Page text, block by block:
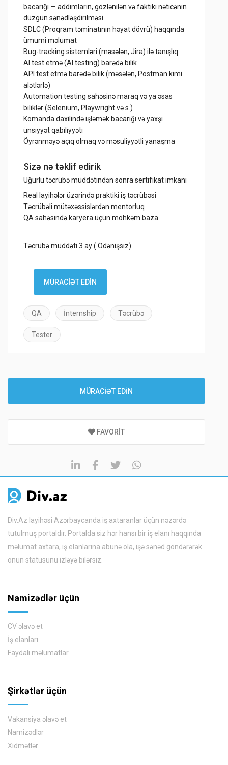
bacarığı — addımların, gözlənilən və faktiki nəticənin
düzgün sənədləşdirilməsi
SDLC (Proqram təminatının həyat dövrü) haqqında
ümumi məlumat
Bug-tracking sistemləri (məsələn, Jira) ilə tanışlıq
AI test etmə (AI testing) barədə bilik
API test etmə barədə bilik (məsələn, Postman kimi
alətlərlə)
Automation testing sahəsinə maraq və ya əsas
biliklər (Selenium, Playwright və s.)
Komanda daxilində işləmək bacarığı və yaxşı
ünsiyyət qabiliyyəti
Öyrənməyə açıq olmaq və məsuliyyətli yanaşma
Sizə nə təklif edirik
Uğurlu təcrübə müddətindən sonra sertifikat imkanı
Real layihələr üzərində praktiki iş təcrübəsi
Təcrübəli mütəxəssislərdən mentorluq
QA sahəsində karyera üçün möhkəm baza
Təcrübə müddəti 3 ay ( Ödənişsiz)
MÜRACİƏT EDİN
QA İnternship Təcrübə
Tester
MÜRACİƏT EDİN
FAVORIT
Div.Az layihəsi Azərbaycanda iş axtaranlar üçün nəzərdə
tutulmuş portaldır. Portalda siz hər hansı bir iş elanı haqqında
məlumat axtara, iş elanlarına abunə ola, işə sənəd göndərərək
onun statusunu izləyə bilərsiz.
Namizədlər üçün
CV əlavə et
İş elanları
Faydalı məlumatlar
Şirkətlər üçün
Vakansiya əlavə et
Namizədlər
Xidmətlər